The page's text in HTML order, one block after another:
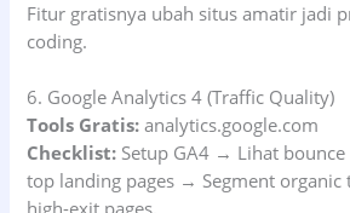
Fitur gratisnya ubah situs amatir jadi
coding.
6. Google Analytics 4 (Traffic Quality)
Tools Gratis: analytics.google.com
Checklist: Setup GA4 → Lihat
top landing pages → Segment